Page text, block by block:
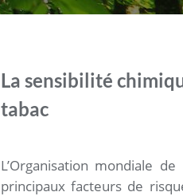
La sensibilité
tabac
L’Organisation mondiale
principaux facteurs de